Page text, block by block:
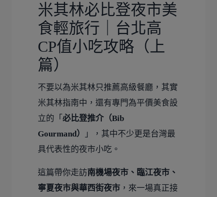
米其林必比登夜市美
食輕旅行｜台北高
CP值小吃攻略（上
篇）
不要以為米其林只推薦高級餐廳，其實
米其林指南中，還有專門為平價美食設
立的「 必比登推介（Bib
Gourmand）
」，其中不少更是台灣最
具代表性的夜市小吃。
這篇帶你走訪南機場夜市、臨江夜市、
寧夏夜市與華西街夜市 ，來一場真正接